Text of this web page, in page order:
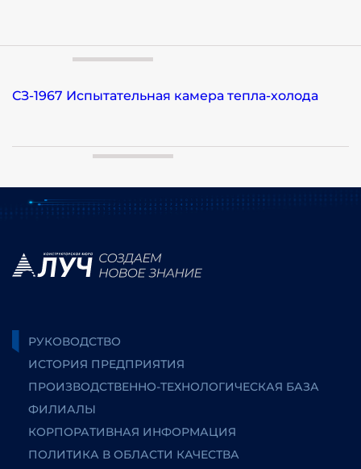
СЗ-1967 Испытательная камера тепла-холода
РУКОВОДСТВО
ИСТОРИЯ ПРЕДПРИЯТИЯ
ПРОИЗВОДСТВЕННО-ТЕХНОЛОГИЧЕСКАЯ БАЗА
ФИЛИАЛЫ
КОРПОРАТИВНАЯ ИНФОРМАЦИЯ
ПОЛИТИКА В ОБЛАСТИ КАЧЕСТВА